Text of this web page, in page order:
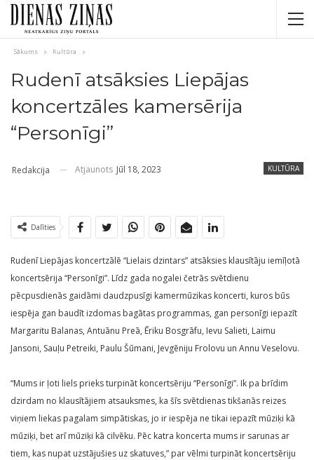
Sākums Kultūra
Rudenī atsāksies Liepājas
koncertzāles kamersērija
“Personīgi”
KULTŪRA
Redakcija Atjaunots Jūl 18, 2023
Dalīties
Rudenī Liepājas koncertzālē “Lielais dzintars” atsāksies klausītāju iemīļotā
koncertsērija “Personīgi”. Līdz gada nogalei četrās svētdienu
pēcpusdienās gaidāmi daudzpusīgi kamermūzikas koncerti, kuros būs
iespēja gan baudīt izdomas bagātas programmas, gan personīgi iepazīt
Margaritu Balanas, Antuānu Preā, Ēriku Bosgrāfu, Ievu Salieti, Laimu
Jansoni, Sauļu Petreiki, Paulu Šūmani, Jevgēniju Frolovu un Annu Veselovu.
“Mums ir ļoti liels prieks turpināt koncertsēriju “Personīgi”. Ik pa brīdim
dzirdam no klausītājiem atsauksmes, ka šīs svētdienas tikšanās reizes
viņiem liekas pagalam simpātiskas, jo ir iespēja ne tikai iepazīt mūziķi kā
mūziķi, bet arī mūziķi kā cilvēku. Pēc katra koncerta mums ir sarunas ar
tiem, kas nupat uzstājušies uz skatuves,” par vēlmi turpināt koncertsēriju